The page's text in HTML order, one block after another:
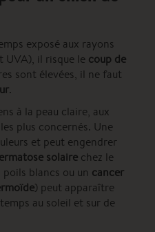
exposé aux rayons
UVA), il risque le coup de
sont élevées, il ne faut
.
à la peau claire, aux
plus concernés. Une
et peut engendrer
solaire chez le
blancs ou un cancer
) peut apparaître
au soleil et sur de